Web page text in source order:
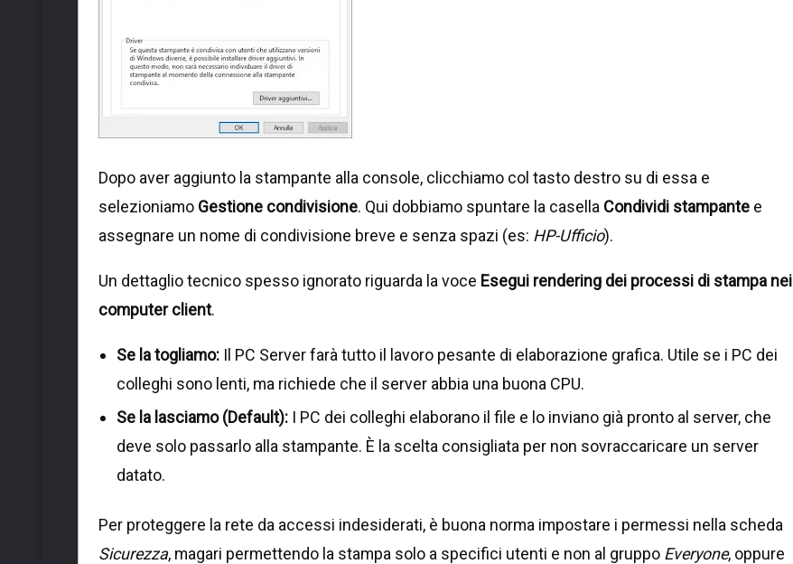
Dopo aver aggiunto la stampante alla console, clicchiamo col tasto destro su di essa e
selezioniamo Gestione condivisione. Qui dobbiamo spuntare la casella Condividi stampante e
assegnare un nome di condivisione breve e senza spazi (es: HP-Ufficio).
Un dettaglio tecnico spesso ignorato riguarda la voce Esegui rendering dei processi di stampa nei
computer client.
Se la togliamo: Il PC Server farà tutto il lavoro pesante di elaborazione grafica. Utile se i PC dei
colleghi sono lenti, ma richiede che il server abbia una buona CPU.
Se la lasciamo (Default): I PC dei colleghi elaborano il file e lo inviano già pronto al server, che
deve solo passarlo alla stampante. È la scelta consigliata per non sovraccaricare un server
datato.
Per proteggere la rete da accessi indesiderati, è buona norma impostare i permessi nella scheda
Sicurezza, magari permettendo la stampa solo a specifici utenti e non al gruppo Everyone, oppure